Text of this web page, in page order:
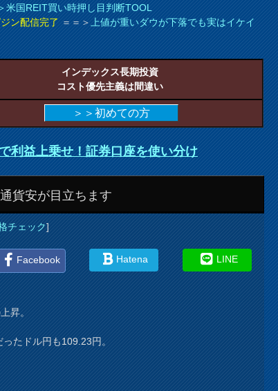
国REIT買い時押し目判断TOOL
ン配信完了＝＝＞上値が重いダウが下落でも実はイケイ
インデックス長期投資
コスト優先主義は間違い
＞＞初めての方
利益上乗せ！証券口座を使い分け
貨安が目立ちます
チェック]
Facebook Hatena LINE
昇。
たドル円も109.23円。